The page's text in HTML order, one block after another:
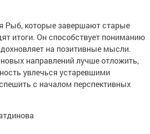
Рыб, которые завершают старые
итоги. Он способствует пониманию
на позитивные мысли.
направлений лучше отложить,
увлечься устаревшими
с началом перспективных